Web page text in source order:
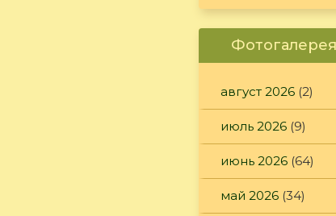
август 2026 (2)
июль 2026 (9)
июнь 2026 (64)
май 2026 (34)